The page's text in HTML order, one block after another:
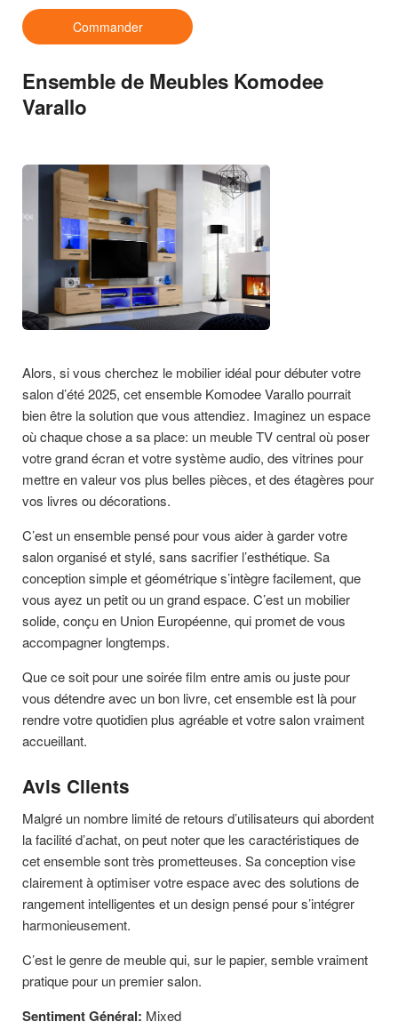
Commander
Ensemble de Meubles Komodee
Varallo
Alors, si vous cherchez le mobilier idéal pour débuter votre
salon d’été 2025, cet ensemble Komodee Varallo pourrait
bien être la solution que vous attendiez. Imaginez un espace
où chaque chose a sa place: un meuble TV central où poser
votre grand écran et votre système audio, des vitrines pour
mettre en valeur vos plus belles pièces, et des étagères pour
vos livres ou décorations.
C’est un ensemble pensé pour vous aider à garder votre
salon organisé et stylé, sans sacrifier l’esthétique. Sa
conception simple et géométrique s’intègre facilement, que
vous ayez un petit ou un grand espace. C’est un mobilier
solide, conçu en Union Européenne, qui promet de vous
accompagner longtemps.
Que ce soit pour une soirée film entre amis ou juste pour
vous détendre avec un bon livre, cet ensemble est là pour
rendre votre quotidien plus agréable et votre salon vraiment
accueillant.
Avis Clients
Malgré un nombre limité de retours d’utilisateurs qui abordent
la facilité d’achat, on peut noter que les caractéristiques de
cet ensemble sont très prometteuses. Sa conception vise
clairement à optimiser votre espace avec des solutions de
rangement intelligentes et un design pensé pour s’intégrer
harmonieusement.
C’est le genre de meuble qui, sur le papier, semble vraiment
pratique pour un premier salon.
Sentiment Général: Mixed